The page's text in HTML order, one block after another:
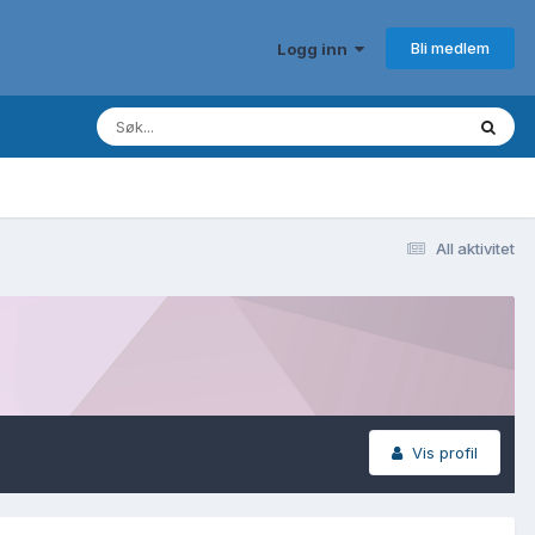
Logg inn Bli medlem
All aktivitet
Vis profil